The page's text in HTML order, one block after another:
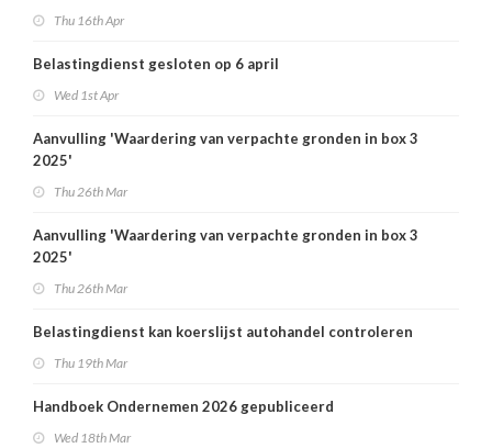
Thu 16th Apr
Belastingdienst gesloten op 6 april
Wed 1st Apr
Aanvulling 'Waardering van verpachte gronden in box 3
2025'
Thu 26th Mar
Aanvulling 'Waardering van verpachte gronden in box 3
2025'
Thu 26th Mar
Belastingdienst kan koerslijst autohandel controleren
Thu 19th Mar
Handboek Ondernemen 2026 gepubliceerd
Wed 18th Mar